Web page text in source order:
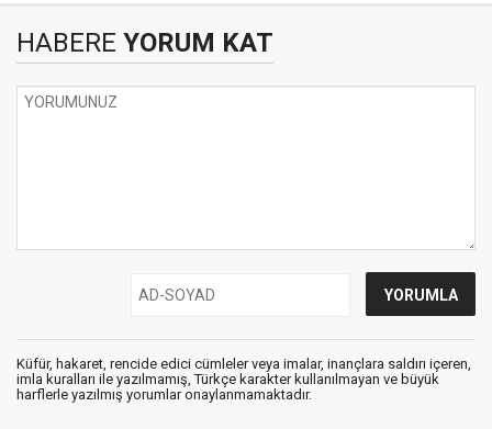
HABERE YORUM KAT
Küfür, hakaret, rencide edici cümleler veya imalar, inançlara saldırı içeren,
imla kuralları ile yazılmamış, Türkçe karakter kullanılmayan ve büyük
harflerle yazılmış yorumlar onaylanmamaktadır.